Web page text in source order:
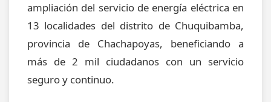
ampliación del servicio de energía eléctrica en
13 localidades del distrito de Chuquibamba,
provincia de Chachapoyas, beneficiando a
más de 2 mil ciudadanos con un servicio
seguro y continuo.